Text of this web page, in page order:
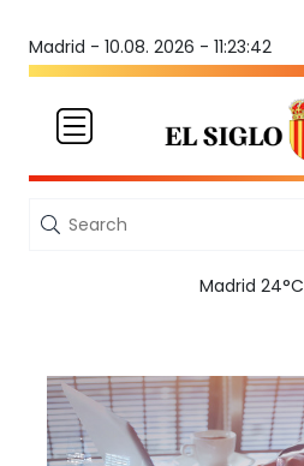
Madrid - 10.08. 2026 - 11:23:42
Madrid 24°C